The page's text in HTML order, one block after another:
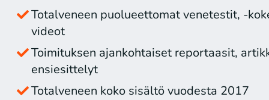
Totalveneen puolueettomat venetestit, -
videot
Toimituksen ajankohtaiset reportaasit,
ensiesittelyt
Totalveneen koko sisältö vuodesta 2017